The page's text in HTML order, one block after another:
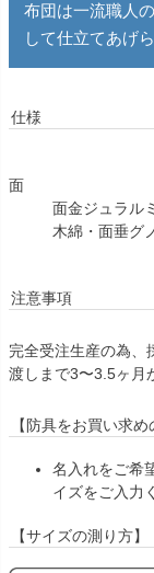
布団は一流職人
して仕立てあげ
仕様
面
面金ジュラ
木綿・面垂グ
注意事項
完全受注生産の為、
渡しまで3〜3.5ヶ月
【防具をお買い求
名入れをご希
イズをご入力
【サイズの測り方】